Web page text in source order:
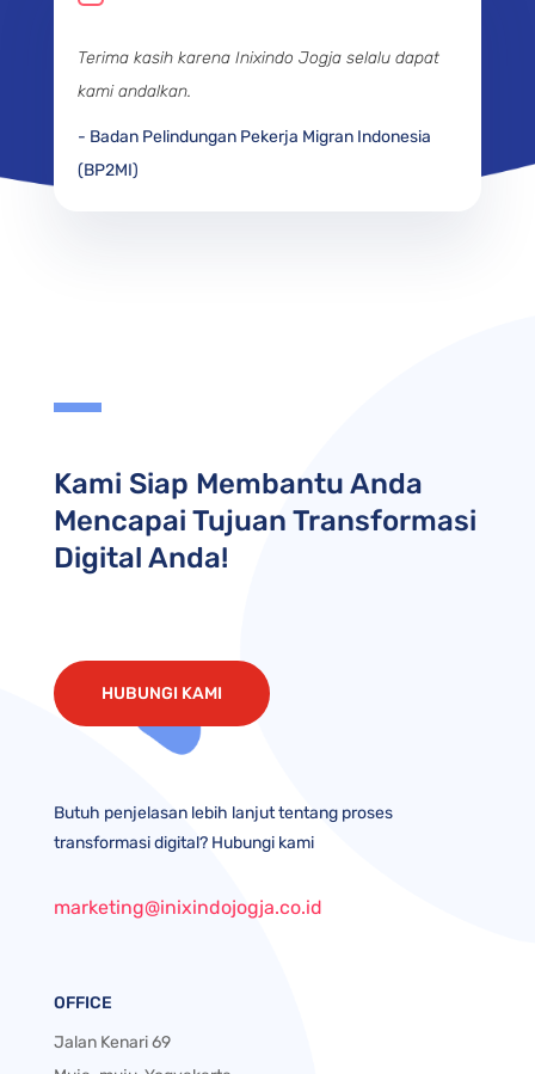
Terima kasih karena Inixindo Jogja selalu dapat
kami andalkan.
- Badan Pelindungan Pekerja Migran Indonesia
(BP2MI)
Kami Siap Membantu Anda
Mencapai Tujuan Transformasi
Digital Anda!
HUBUNGI KAMI
Butuh penjelasan lebih lanjut tentang proses
transformasi digital? Hubungi kami
marketing@inixindojogja.co.id
OFFICE
Jalan Kenari 69